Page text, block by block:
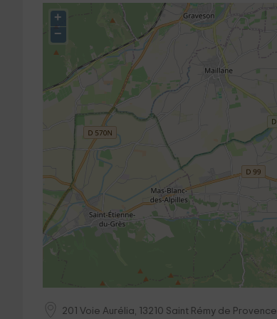
+
−
201 Voie Aurélia, 13210 Saint Rémy de Provence